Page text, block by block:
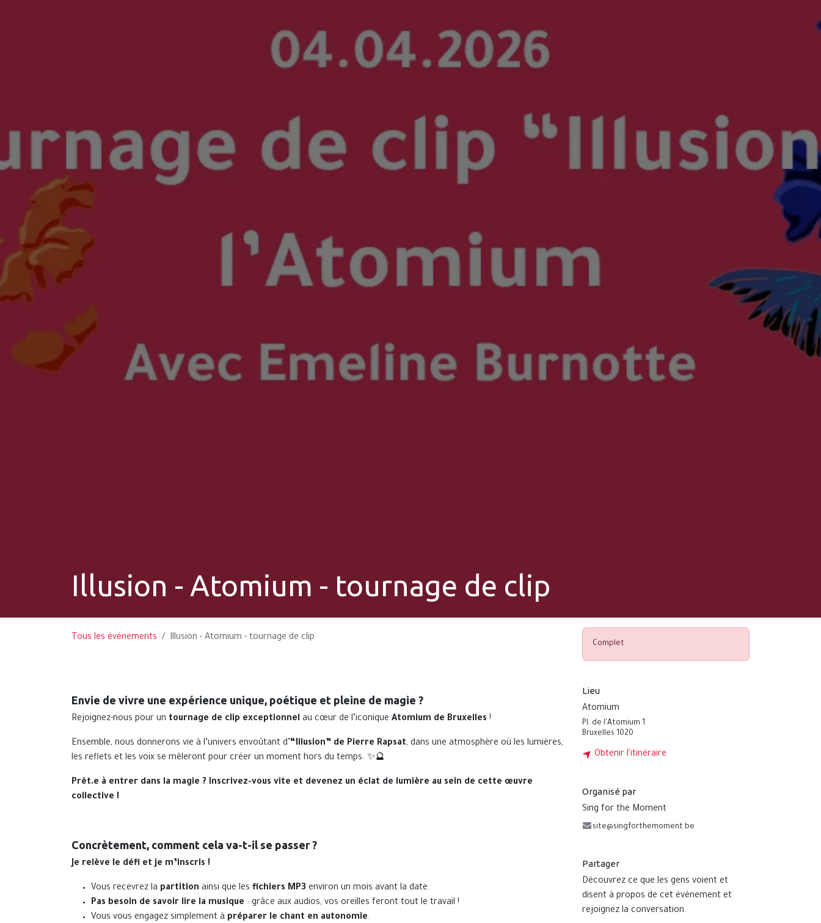
Illusion - Atomium - tournage de clip
Tous les événements Illusion - Atomium - tournage de clip
Envie de vivre une expérience unique, poétique et pleine de magie ?
Rejoignez-nous pour un tournage de clip exceptionnel au cœur de l’iconique Atomium de Bruxelles !
Ensemble, nous donnerons vie à l’univers envoûtant d’“Illusion” de Pierre Rapsat, dans une atmosphère où les lumières,
les reflets et les voix se mêleront pour créer un moment hors du temps. ✨🔮
Prêt.e à entrer dans la magie ? Inscrivez-vous vite et devenez un éclat de lumière au sein de cette œuvre
collective !
Concrètement, comment cela va-t-il se passer ?
Je relève le défi et je m’inscris !
Vous recevrez la partition ainsi que les fichiers MP3 environ un mois avant la date.
Pas besoin de savoir lire la musique : grâce aux audios, vos oreilles feront tout le travail !
Vous vous engagez simplement à préparer le chant en autonomie.
Complet
Lieu
Atomium
Pl. de l'Atomium 1
Bruxelles 1020
Obtenir l'itinéraire
Organisé par
Sing for the Moment
site@singforthemoment.be
Partager
Découvrez ce que les gens voient et
disent à propos de cet événement et
rejoignez la conversation.